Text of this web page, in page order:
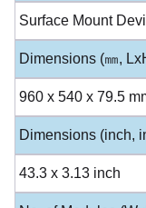
Surface Mount
Dimensions (㎜,
960 x 540 x 79.5
Dimensions (inch,
43.3 x 3.13 inch